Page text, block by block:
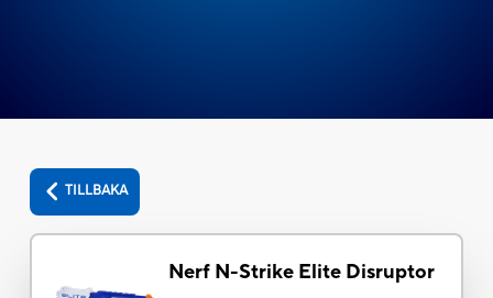
TILLBAKA
Nerf N-Strike Elite Disruptor